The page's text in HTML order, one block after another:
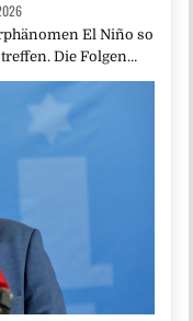
El Niño so
Die Folgen…